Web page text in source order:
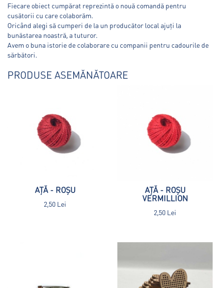
Fiecare obiect cumpărat reprezintă o nouă comandă pentru
cusătorii cu care colaborăm.
Oricând alegi să cumperi de la un producător local ajuți la
bunăstarea noastră, a tuturor.
Avem o buna istorie de colaborare cu companii pentru cadourile de
sărbători.
PRODUSE ASEMĂNĂTOARE
AȚĂ - ROȘU
2,50 Lei
AȚĂ - ROȘU
VERMILLION
2,50 Lei